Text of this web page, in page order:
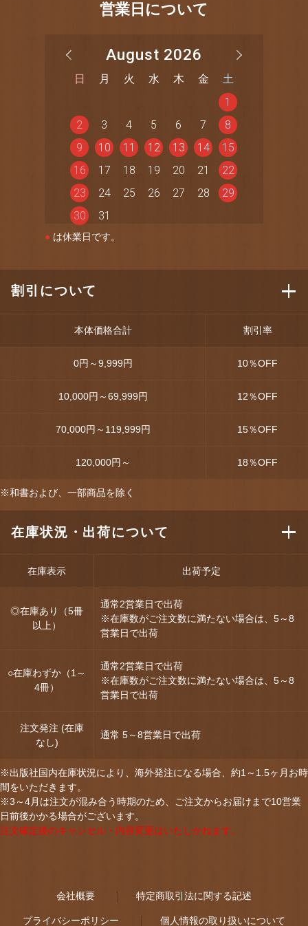
営業日について
August 2026
日 月 火 水 木 金
土
1
2
3 4 5 6 7
8
9
10 11 12 13 14
15
16
17 18 19 20 21
22
23
24 25 26 27 28
29
30
31
● は休業日です。
割引について
本体価格合計 割引率
0円～9,999円 10％OFF
10,000円～69,999円 12％OFF
70,000円～119,999円 15％OFF
120,000円～ 18％OFF
※和書および、一部商品を除く
在庫状況・出荷について
在庫表示 出荷予定
◎在庫あり（5冊
以上）
通常2営業日で出荷
※在庫数がご注文数に満たない場合は、5～8
営業日で出荷
○在庫わずか（1～
4冊）
通常2営業日で出荷
※在庫数がご注文数に満たない場合は、5～8
営業日で出荷
注文発注 (在庫
なし)
通常 5～8営業日で出荷
※出版社国内在庫状況により、海外発注になる場合、約1～1.5ヶ月お時
間をいただきます。
※3～4月は注文が混み合う時期のため、ご注文からお届けまで10営業
日前後かかる場合がございます。
注文確定後のキャンセル・内容変更はいたしかねます。
会社概要 特定商取引法に関する記述
プライバシーポリシー 個人情報の取り扱いについて